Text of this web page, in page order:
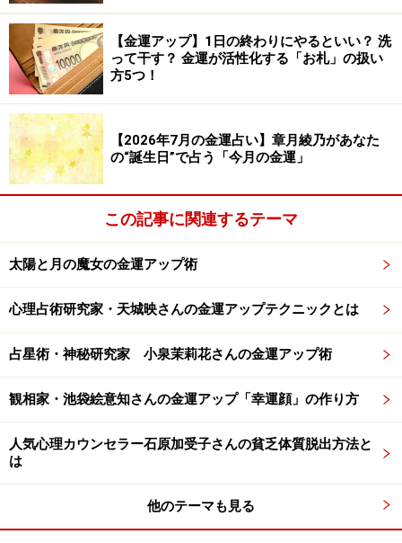
盛で、いくつものやりたいことが頭の中を駆け巡ってい
る射手座。欲張ってあれもこれもと同時に始めると、ど
れも中途半端になる恐れあり。一番やりたいことに絞っ
て始めましょう。熱しやすくさめやすいので、あまりお
金をかけない方がいいかも。せめて元が取れるところま
では続けてほしいところ。資格や免許を取るなど、プロ
としてやっていけるまで頑張れれば言うことなし。
ラッキーアイテム：フリース
山羊座
【金運アップ】1日の終わりにやるといい？ 洗
って干す？ 金運が活性化する「お札」の扱い
方5つ！
【2026年7月の金運占い】章月綾乃があなた
の“誕生日”で占う「今月の金運」
この記事に関連するテーマ
太陽と月の魔女の金運アップ術
心理占術研究家・天城映さんの金運アップテクニックとは
占星術・神秘研究家 小泉茉莉花さんの金運アップ術
観相家・池袋絵意知さんの金運アップ「幸運顔」の作り方
人気心理カウンセラー石原加受子さんの貧乏体質脱出方法と
は
他のテーマも見る